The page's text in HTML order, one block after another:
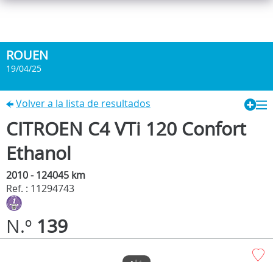
ROUEN
19/04/25
Volver a la lista de resultados
CITROEN C4 VTi 120 Confort
Ethanol
2010 - 124045 km
Ref. : 11294743
N.º 139